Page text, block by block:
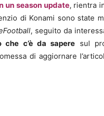
un season update, rientra
di Konami sono state
, seguito da
che c’è da sapere sul
di aggiornare